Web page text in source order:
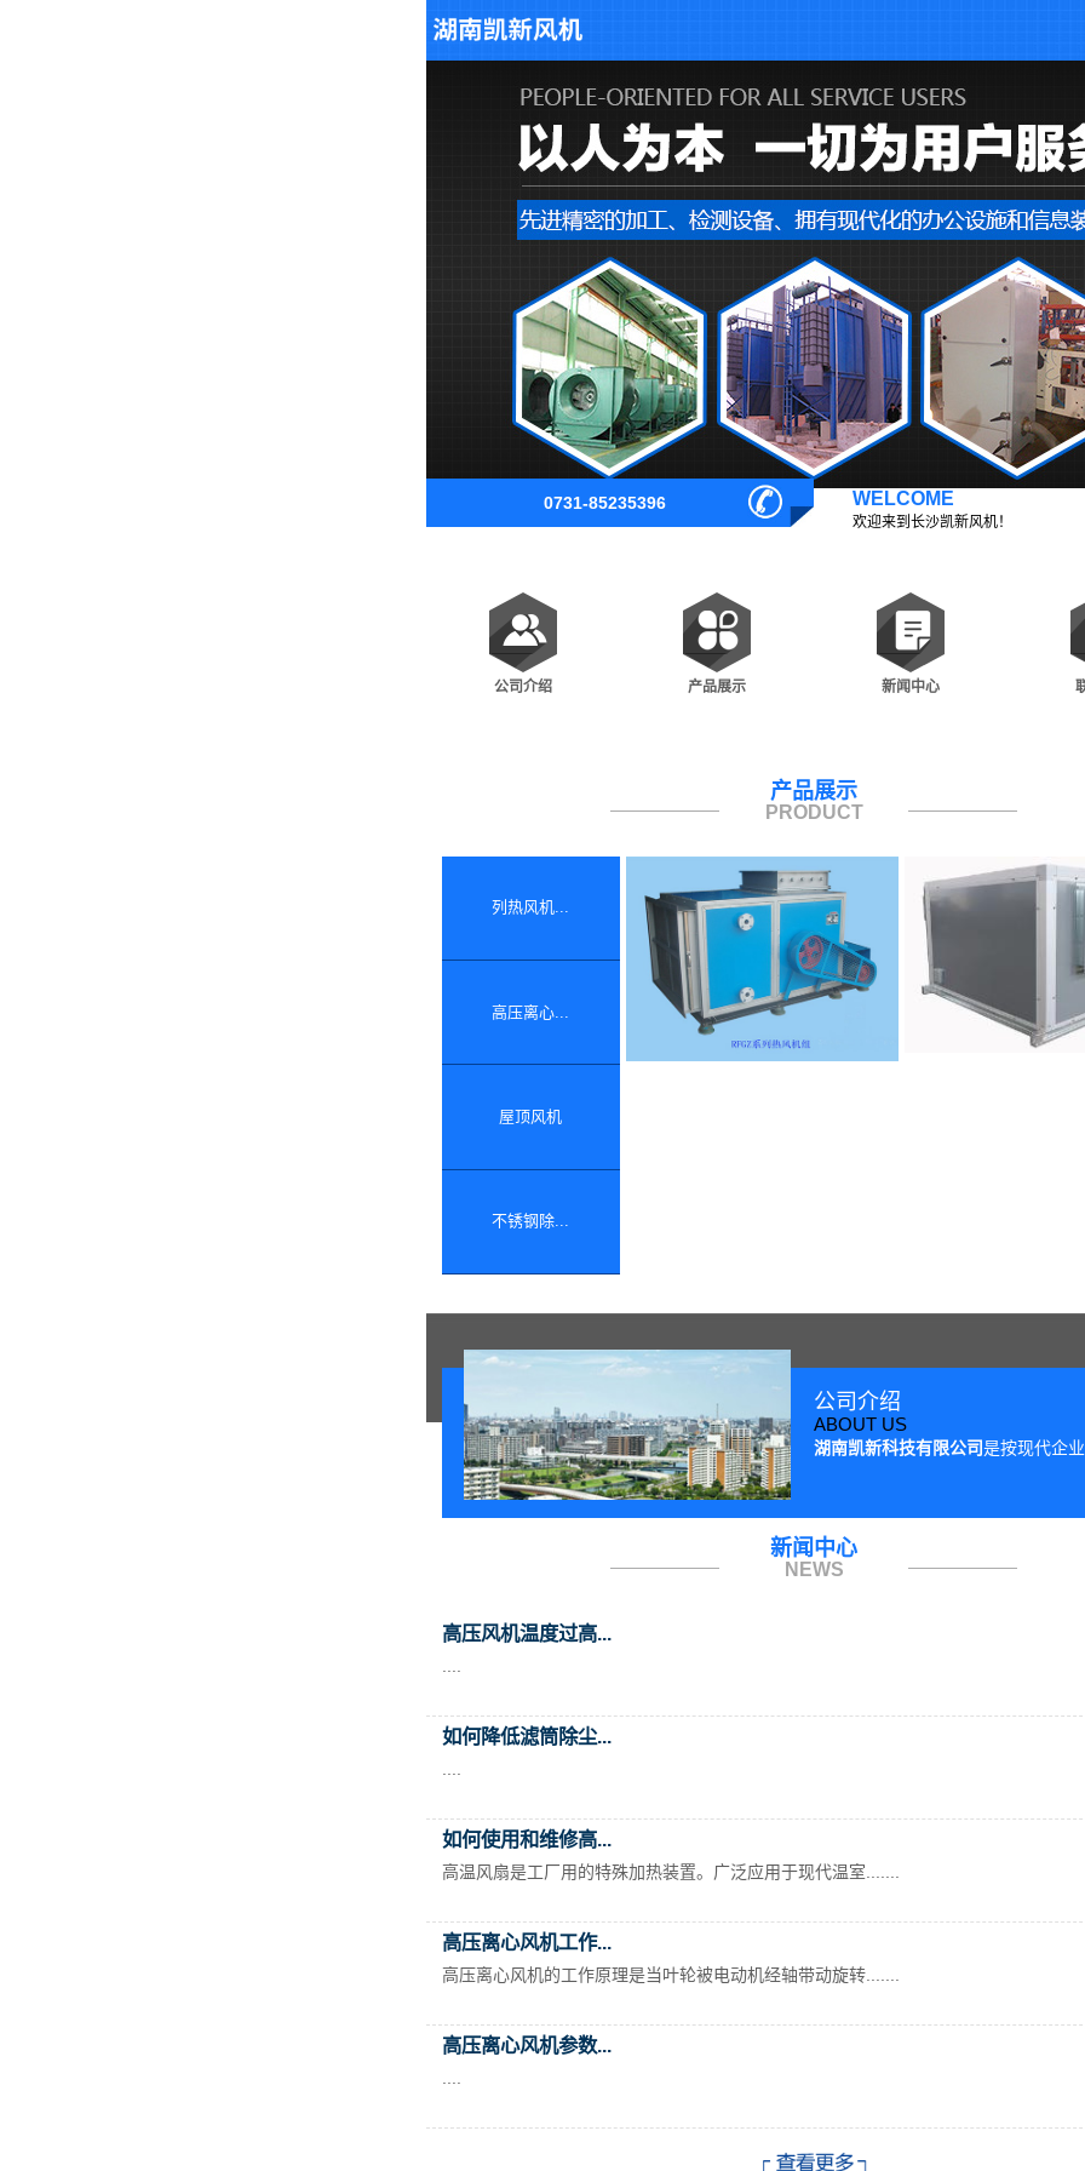
WELCOME
欢迎来到长沙凯新风机！
公司介绍 产品展示 新闻中心
产品展示
PRODUCT
列热风机...
高压离心...
屋顶风机
不锈钢除...
公司介绍
ABOUT US
湖南凯新科技有限公司是按现代企
新闻中心
NEWS
高压风机温度过高...
如何降低滤筒除尘...
如何使用和维修高...
高温风扇是工厂用的特殊加热装置。广泛应用于现代温室.......
高压离心风机工作...
高压离心风机的工作原理是当叶轮被电动机经轴带动旋转.......
高压离心风机参数...